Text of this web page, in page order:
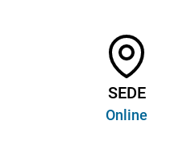
SEDE
Online